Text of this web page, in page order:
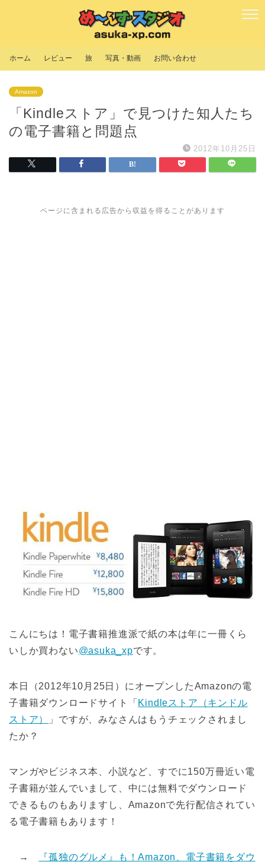
ホーム レビュー 旅 写真・動画 お問い合わせ
Amazon
「Kindleストア」で見つけた知人たち
の電子書籍と問題点
2012年10月25日
ページに含まれる広告から収益を得ることがあります
こんにちは！電子書籍推進派で紙の本は年に一冊くら
いしか買わない@asuka_xpです。
本日（2012年10月25日）にオープンしたAmazonの電
子書籍ダウンロードサイト「 Kindleストア（キンドル
ストア）
」ですが、みなさんはもうチェックされまし
たか？
マンガやビジネス本、小説など、すでに150万冊近い電
子書籍が並んでいまして、中には無料でダウンロード
できるものもありますし、Amazonで先行配信されてい
る電子書籍もあります！
→
『孤独のグルメ』も！Amazon、電子書籍をダウ